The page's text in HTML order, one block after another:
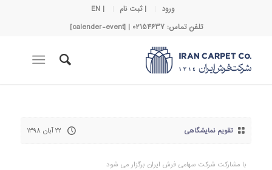
ورود | ثبت نام
| EN
تلفن تماس: 02154637 | [calender-event]
تقویم نمایشگاهی ۲۲ آبان ۱۳۹۸
با مشارکت شرکت سهامی فرش ایران برگزار می شود